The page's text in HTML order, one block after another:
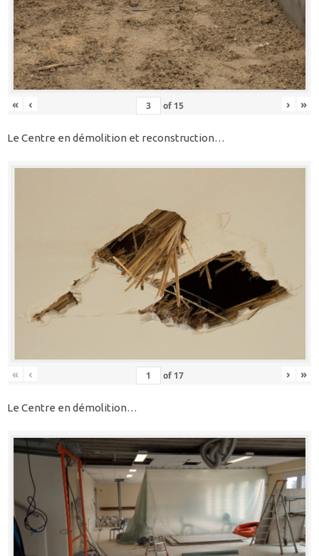
« ‹ of 15 › »
Le Centre en démolition et reconstruction…
« ‹ of 17 › »
Le Centre en démolition…